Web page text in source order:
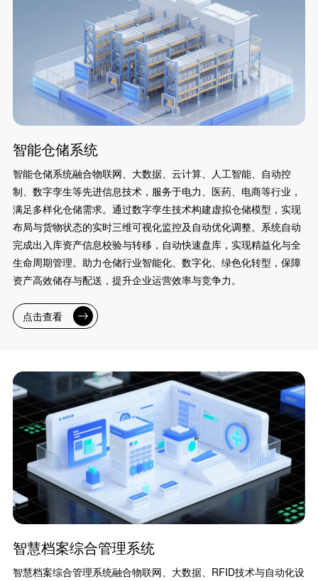
智能仓储系统
智能仓储系统融合物联网、大数据、云计算、人工智能、自动控
制、数字孪生等先进信息技术，服务于电力、医药、电商等行业，
满足多样化仓储需求。通过数字孪生技术构建虚拟仓储模型，实现
布局与货物状态的实时三维可视化监控及自动优化调整。系统自动
完成出入库资产信息校验与转移，自动快速盘库，实现精益化与全
生命周期管理。助力仓储行业智能化、数字化、绿色化转型，保障
资产高效储存与配送，提升企业运营效率与竞争力。
点击查看
智慧档案综合管理系统
智慧档案综合管理系统融合物联网、大数据、RFID技术与自动化设